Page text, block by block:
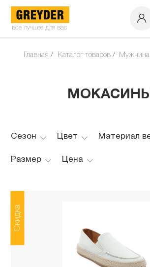
все лучшее для вас
Главная Каталог товаров
МОКАСИНЫ
Сезон Цвет Материал
Размер Цена
Скидка